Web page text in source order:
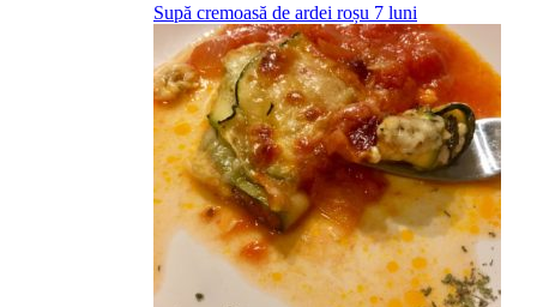
Supă cremoasă de ardei roșu 7 luni